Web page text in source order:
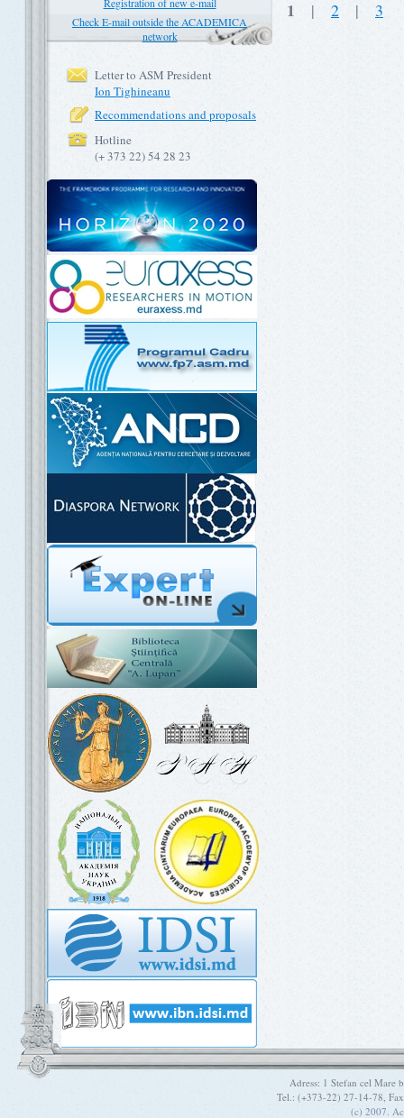
Check E-mail outside the ACADEMICA
network
Letter to ASM President
Ion Tighineanu
Recommendations and proposals
Hotline
(+ 373 22) 54 28 23
1 | 2 | 3
Adress: 1 Stefan cel
Tel.: (+373-22) 27-14-78,
(c) 2007.